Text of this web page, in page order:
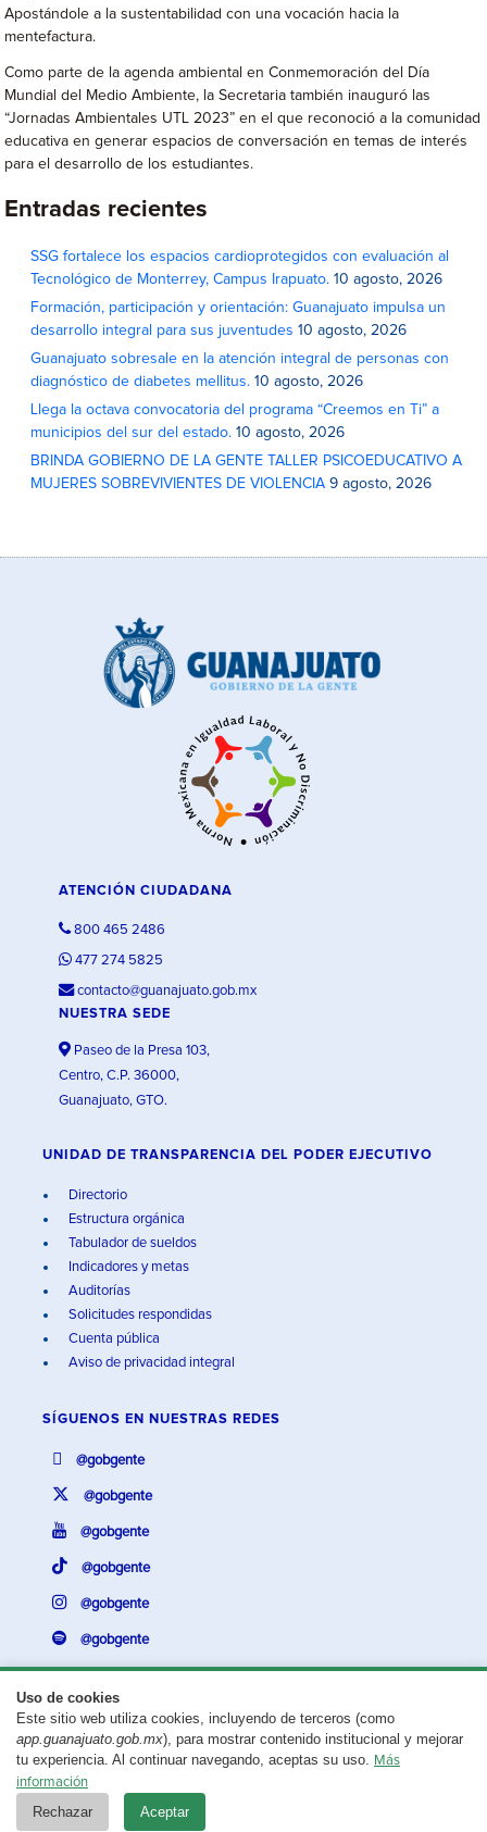
Apostándole a la sustentabilidad con una vocación hacia la
mentefactura.
Como parte de la agenda ambiental en Conmemoración del Día
Mundial del Medio Ambiente, la Secretaria también inauguró las
“Jornadas Ambientales UTL 2023” en el que reconoció a la comunidad
educativa en generar espacios de conversación en temas de interés
para el desarrollo de los estudiantes.
Entradas recientes
SSG fortalece los espacios cardioprotegidos con evaluación al
Tecnológico de Monterrey, Campus Irapuato. 10 agosto, 2026
Formación, participación y orientación: Guanajuato impulsa un
desarrollo integral para sus juventudes 10 agosto, 2026
Guanajuato sobresale en la atención integral de personas con
diagnóstico de diabetes mellitus. 10 agosto, 2026
Llega la octava convocatoria del programa “Creemos en Ti” a
municipios del sur del estado. 10 agosto, 2026
BRINDA GOBIERNO DE LA GENTE TALLER PSICOEDUCATIVO A
MUJERES SOBREVIVIENTES DE VIOLENCIA 9 agosto, 2026
Uso de cookies
Este sitio web utiliza cookies, incluyendo de terceros (como
app.guanajuato.gob.mx), para mostrar contenido institucional y mejorar
tu experiencia. Al continuar navegando, aceptas su uso. Más
información
Rechazar Aceptar
ATENCIÓN CIUDADANA
800 465 2486
477 274 5825
contacto@guanajuato.gob.mx
NUESTRA SEDE
Paseo de la Presa 103,
Centro, C.P. 36000,
Guanajuato, GTO.
UNIDAD DE TRANSPARENCIA DEL PODER EJECUTIVO
Directorio
Estructura orgánica
Tabulador de sueldos
Indicadores y metas
Auditorías
Solicitudes respondidas
Cuenta pública
Aviso de privacidad integral
SÍGUENOS EN NUESTRAS REDES
@gobgente
@gobgente
@gobgente
@gobgente
@gobgente
@gobgente
¿Existe algún problema con esta página?Repórtalo aquí.
Aviso legal